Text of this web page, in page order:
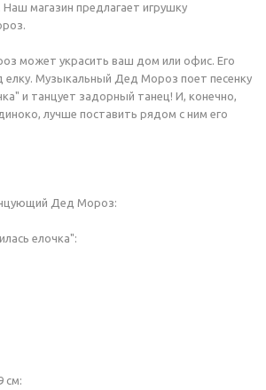
магазин предлагает игрушку
может украсить ваш дом или офис. Его
елку. Музыкальный Дед Мороз поет песенку
и танцует задорный танец! И, конечно,
лучше поставить рядом с ним его
Дед Мороз:
елочка":
см: